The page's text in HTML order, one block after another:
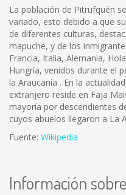
La población de Pitrufquén
variado, esto debido a que
de diferentes culturas,
mapuche, y de los
Francia, Italia, Alemania,
Hungría, venidos durante el
la Araucanía . En la
extranjero reside en Faja
mayoría por descendientes
cuyos abuelos llegaron a La
Fuente: Wikipedia
Información